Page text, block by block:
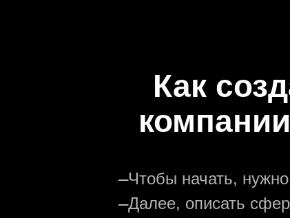
Как
—Чтобы начать,
—Далее, описать